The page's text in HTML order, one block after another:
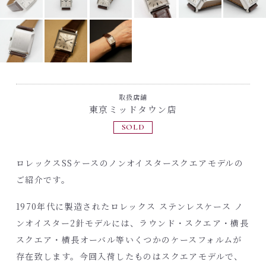
取扱店舗
東京ミッドタウン店
SOLD
ロレックスSSケースのノンオイスタースクエアモデルの
ご紹介です。
1970年代に製造されたロレックス ステンレスケース ノ
ンオイスター2針モデルには、ラウンド・スクエア・横長
スクエア・横長オーバル等いくつかのケースフォルムが
存在致します。今回入荷したものはスクエアモデルで、